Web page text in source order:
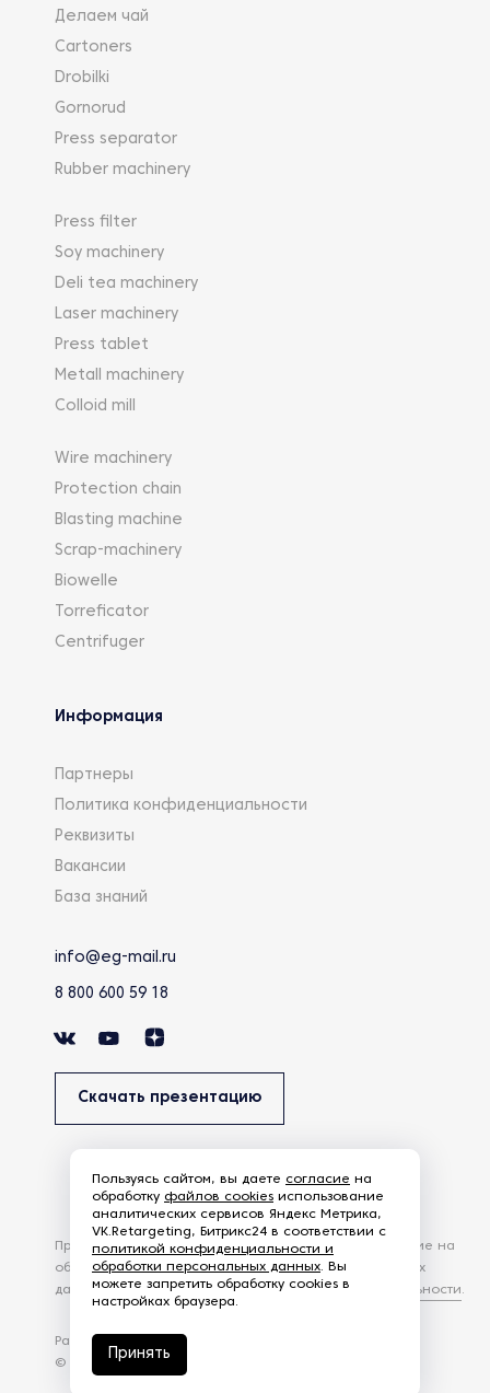
Делаем чай
Cartoners
Drobilki
Gornorud
Press separator
Rubber machinery
Press filter
Soy machinery
Deli tea machinery
Laser machinery
Press tablet
Metall machinery
Colloid mill
Wire machinery
Protection chain
Blasting machine
Scrap-machinery
Biowelle
Torreficator
Centrifuger
Информация
Партнеры
Политика конфиденциальности
Реквизиты
Вакансии
База знаний
info@eg-mail.ru
8 800 600 59 18
Скачать презентацию
Разработка сайта —
© 2026 – Eurasia Group. Все права защищены
Продолжая использовать наш сайт, вы даете согласие на
обработку файлов Cookies и других пользовательских
данных, в соответствии сПолитикой конфиденциальности.
Пользуясь сайтом, вы даете согласие на
обработку файлов cookies использование
аналитических сервисов Яндекс Метрика,
VK.Retargeting, Битрикс24 в соответствии с
политикой конфиденциальности и
обработки персональных данных. Вы
можете запретить обработку cookies в
настройках браузера.
Принять